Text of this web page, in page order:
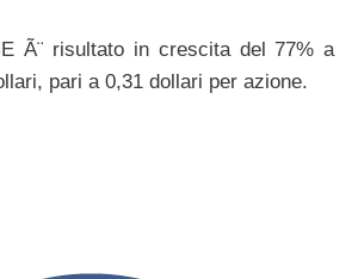
Ã¨ risultato in crescita del 77% a
pari a 0,31 dollari per azione.